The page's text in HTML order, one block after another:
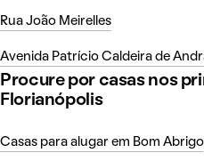
Rua João Meirelles
Avenida Patrício Caldeira de
Procure por casas nos
Florianópolis
Casas para alugar em Bom Abrigo